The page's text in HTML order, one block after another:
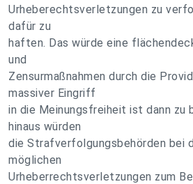
Urheberechtsverletzungen zu
dafür zu
haften. Das würde eine
und
Zensurmaßnahmen durch die
massiver Eingriff
in die Meinungsfreiheit ist dann zu
hinaus würden
die Strafverfolgungsbehörden bei
möglichen
Urheberrechtsverletzungen zum